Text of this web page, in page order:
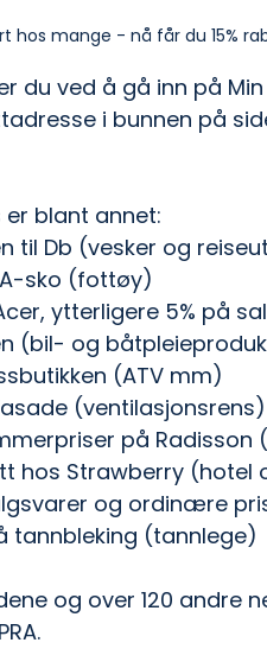
hos mange - nå får du 15%
du ved å gå inn på
i bunnen på
er blant annet:
til Db (vesker og
sko (fottøy)
ytterligere 5% på
(bil- og
(ATV mm)
(ventilasjonsrens)
på
hos Strawberry (hotel
og ordinære
tannbleking (tannlege)
og over 120 andre